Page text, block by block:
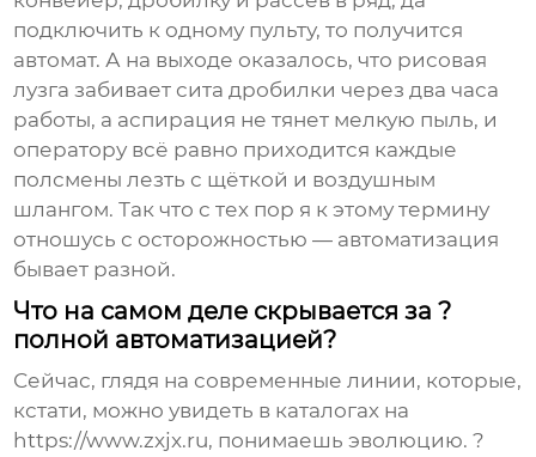
подключить к одному пульту, то получится
автомат. А на выходе оказалось, что рисовая
лузга забивает сита дробилки через два часа
работы, а аспирация не тянет мелкую пыль, и
оператору всё равно приходится каждые
полсмены лезть с щёткой и воздушным
шлангом. Так что с тех пор я к этому термину
отношусь с осторожностью — автоматизация
бывает разной.
Что на самом деле скрывается за ?
полной автоматизацией?
Сейчас, глядя на современные линии, которые,
кстати, можно увидеть в каталогах на
https://www.zxjx.ru, понимаешь эволюцию. ?